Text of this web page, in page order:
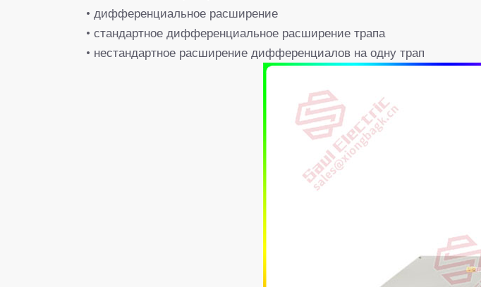
• дифференциальное расширение
• стандартное дифференциальное расширение трапа
• нестандартное расширение дифференциалов на одну трап